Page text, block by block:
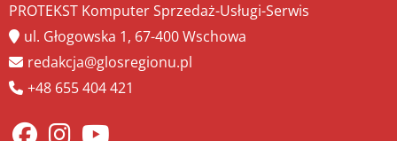
PROTEKST Komputer Sprzedaż-Usługi-Serwis
ul. Głogowska 1, 67-400 Wschowa
redakcja@glosregionu.pl
+48 655 404 421